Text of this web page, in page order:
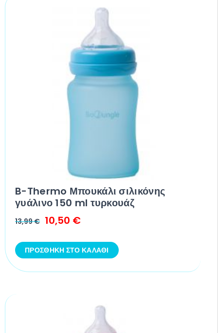
B-Thermo Μπουκάλι σιλικόνης
γυάλινο 150 ml τυρκουάζ
13,99€ 10,50 €
ΠΡΟΣΘΉΚΗ ΣΤΟ ΚΑΛΆΘΙ